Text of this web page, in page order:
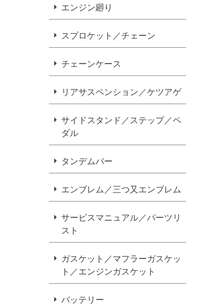
エンジン廻り
スプロケット／チェーン
チェーンケース
リアサスペンション／ケツアゲ
サイドスタンド／ステップ／ペ
ダル
タンデムバー
エンブレム／三つ又エンブレム
サービスマニュアル／パーツリ
スト
ガスケット／マフラーガスケッ
ト／エンジンガスケット
バッテリー